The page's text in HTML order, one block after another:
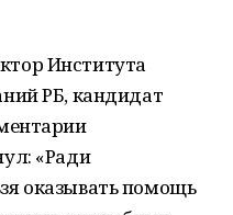
Института
РБ, кандидат
«Ради
оказывать помощь